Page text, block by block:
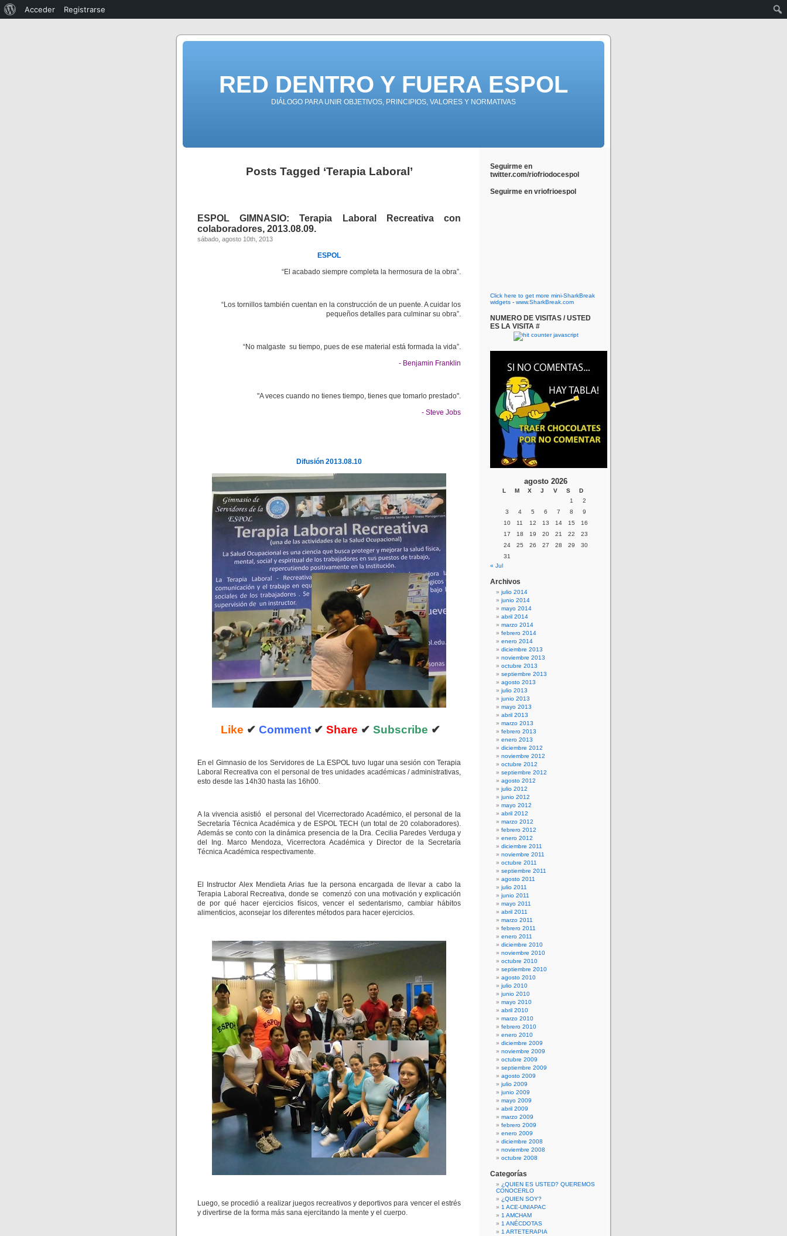
RED DENTRO Y FUERA ESPOL
DIÁLOGO PARA UNIR OBJETIVOS, PRINCIPIOS, VALORES Y NORMATIVAS
Posts Tagged ‘Terapia Laboral’
ESPOL GIMNASIO: Terapia Laboral Recreativa con
colaboradores, 2013.08.09.
sábado, agosto 10th, 2013
ESPOL
“El acabado siempre completa la hermosura de la obra”.
“Los tornillos también cuentan en la construcción de un puente. A cuidar los
pequeños detalles para culminar su obra”.
“No malgaste su tiempo, pues de ese material está formada la vida”.
- Benjamin Franklin
"A veces cuando no tienes tiempo, tienes que tomarlo prestado".
- Steve Jobs
Difusión 2013.08.10
Like ✔ Comment ✔ Share ✔ Subscribe ✔
En el Gimnasio de los Servidores de La ESPOL tuvo lugar una sesión con Terapia
Laboral Recreativa con el personal de tres unidades académicas / administrativas,
esto desde las 14h30 hasta las 16h00.
A la vivencia asistió el personal del Vicerrectorado Académico, el personal de la
Secretaría Técnica Académica y de ESPOL TECH (un total de 20 colaboradores).
Además se conto con la dinámica presencia de la Dra. Cecilia Paredes Verduga y
del Ing. Marco Mendoza, Vicerrectora Académica y Director de la Secretaría
Técnica Académica respectivamente.
El Instructor Alex Mendieta Arias fue la persona encargada de llevar a cabo la
Terapia Laboral Recreativa, donde se comenzó con una motivación y explicación
de por qué hacer ejercicios físicos, vencer el sedentarismo, cambiar hábitos
alimenticios, aconsejar los diferentes métodos para hacer ejercicios.
Luego, se procedió a realizar juegos recreativos y deportivos para vencer el estrés
y divertirse de la forma más sana ejercitando la mente y el cuerpo.
Seguirme en
twitter.com/riofriodocespol
Seguirme en vriofrioespol
Click here to get more mini-SharkBreak
widgets - www.SharkBreak.com
NUMERO DE VISITAS / USTED
ES LA VISITA #
agosto 2026
L M X J V S
D
1
2
3
4 5 6 7 8
9
10
11 12 13 14 15
16
17
18 19 20 21 22
23
24
25 26 27 28 29
30
31
« Jul
Archivos
julio 2014
junio 2014
mayo 2014
abril 2014
marzo 2014
febrero 2014
enero 2014
diciembre 2013
noviembre 2013
octubre 2013
septiembre 2013
agosto 2013
julio 2013
junio 2013
mayo 2013
abril 2013
marzo 2013
febrero 2013
enero 2013
diciembre 2012
noviembre 2012
octubre 2012
septiembre 2012
agosto 2012
julio 2012
junio 2012
mayo 2012
abril 2012
marzo 2012
febrero 2012
enero 2012
diciembre 2011
noviembre 2011
octubre 2011
septiembre 2011
agosto 2011
julio 2011
junio 2011
mayo 2011
abril 2011
marzo 2011
febrero 2011
enero 2011
diciembre 2010
noviembre 2010
octubre 2010
septiembre 2010
agosto 2010
julio 2010
junio 2010
mayo 2010
abril 2010
marzo 2010
febrero 2010
enero 2010
diciembre 2009
noviembre 2009
octubre 2009
septiembre 2009
agosto 2009
julio 2009
junio 2009
mayo 2009
abril 2009
marzo 2009
febrero 2009
enero 2009
diciembre 2008
noviembre 2008
octubre 2008
Categorías
¿QUIEN ES USTED? QUEREMOS
CONOCERLO
¿QUIEN SOY?
1 ACE-UNIAPAC
1 AMCHAM
1 ANÉCDOTAS
1 ARTETERAPIA
Acceder Registrarse